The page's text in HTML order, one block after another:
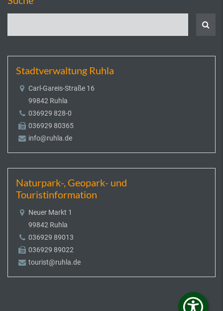
Stadtverwaltung Ruhla
Carl-Gareis-Straße 16
99842 Ruhla
036929 828-0
036929 80365
info@ruhla.de
Naturpark-, Geopark- und
Touristinformation
Neuer Markt 1
99842 Ruhla
036929 89013
036929 89022
tourist@ruhla.de